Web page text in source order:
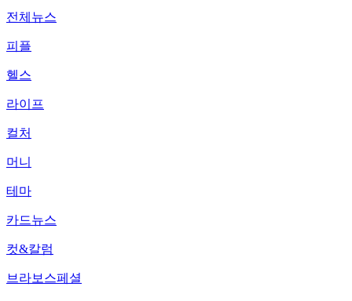
전체뉴스
피플
헬스
라이프
컬처
머니
테마
카드뉴스
컷&칼럼
브라보스페셜